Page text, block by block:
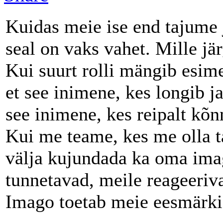
Kuidas meie ise end
seal on vaks vahet. Mille
Kui suurt rolli mängib
et see inimene, kes longib
see inimene, kes reipalt
Kui me teame, kes me olla
välja kujundada ka oma
tunnetavad, meile
Imago toetab meie